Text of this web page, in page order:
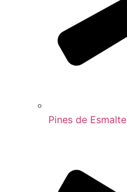
Pines de Esmalte